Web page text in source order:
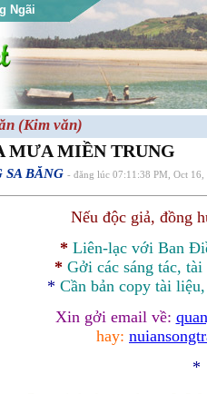
Ngãi
(Kim văn)
MƯA MIỀN TRUNG
SA BĂNG - đăng lúc 07:11:38 PM, Oct 16,
Nếu độc giả, đồng
* Liên-lạc với Ban
* Gởi các sáng tác,
* Cần bản copy tài
Xin gởi email về:
hay:
*